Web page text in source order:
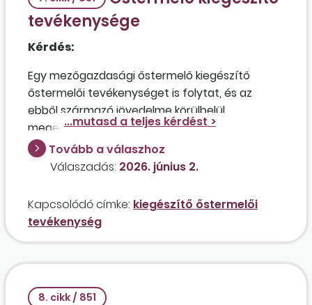
az esetben vissza kell követelni a
magánszemélytől?
tevékenysége
Kérdés:
Egy mezőgazdasági őstermelő kiegészítő
őstermelői tevékenységet is folytat, és az
ebből származó jövedelme körülbelül
megegyezik a mezőgazdasági tevékenységből
származó jövedelemmel. Járulékalapot képez
ez a jövedelem, illetve, ha igen, akkor miként?
Tovább a válaszhoz
Válaszadás: 2026. június 2.
Kapcsolódó címke: kiegészítő őstermelői
tevékenység
8. cikk / 851